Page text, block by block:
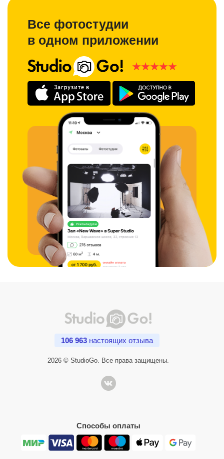
Все фотостудии
в одном приложении
106 963 настоящих отзыва
2026 © StudioGo. Все права защищены.
Способы оплаты